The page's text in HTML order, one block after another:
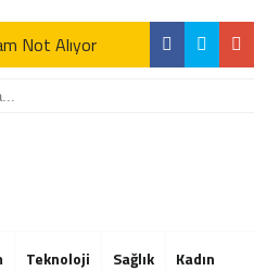
Not Alıyor
Teknoloji Sağlık Kadın